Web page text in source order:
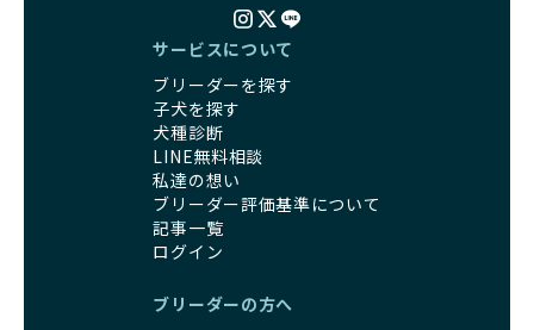
身ともに健康に育つための環境づくりに全力を注いでいま
遺伝的なリスクを最小限に抑えた繁殖計画、栄養バランスが
考えられた食事、子犬がのびのびと動ける適度な運動環境、
さらに獣医師と連携した健康管理まで徹底しています。
その結果、BreederFamiliesを通じてお迎えする子犬は、元
気で健康なスタートを切れることが大きな魅力です。
子犬の社会性は、家庭でのしつけをスムーズにする重要なポ
イントです。BreederFamiliesのブリーダーは、母犬や兄弟
犬、人との触れ合いの時間をしっかり確保し、子犬が自然に
優良ブリーダーは、こうした流行に流されず、ワンちゃんの
健康を最優先に考えています。特に小さいワンちゃんやレア
カラーの子犬を販売する場合は、健康リスクを十分に理解
し、飼い主にそのリスクについて丁寧に説明しています。食
事管理もしっかり行い、成長に必要な栄養を確保するなど、
ワンちゃんの健康を第一にした繁殖を心がけています。
「見た目以上に健康重視」の詳細はこちら
引退犬とは、繁殖期を終えたワンちゃんたちのことを指しま
を願っています。よって、引退後も自宅で飼育を続けるか、
サービスについて
ブリーダーを探す
子犬を探す
犬種診断
LINE無料相談
私達の想い
ブリーダー評価基準について
記事一覧
ログイン
ブリーダーの方へ